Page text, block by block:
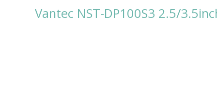
Vantec NST-DP100S3 2.5/